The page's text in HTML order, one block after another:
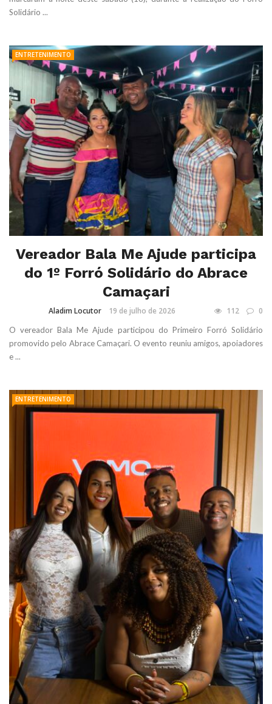
Solidário ...
ENTRETENIMENTO
Vereador Bala Me Ajude participa
do 1º Forró Solidário do Abrace
Camaçari
Aladim Locutor 19 de julho de 2026 112 0
O vereador Bala Me Ajude participou do Primeiro Forró Solidário
promovido pelo Abrace Camaçari. O evento reuniu amigos, apoiadores
e ...
ENTRETENIMENTO